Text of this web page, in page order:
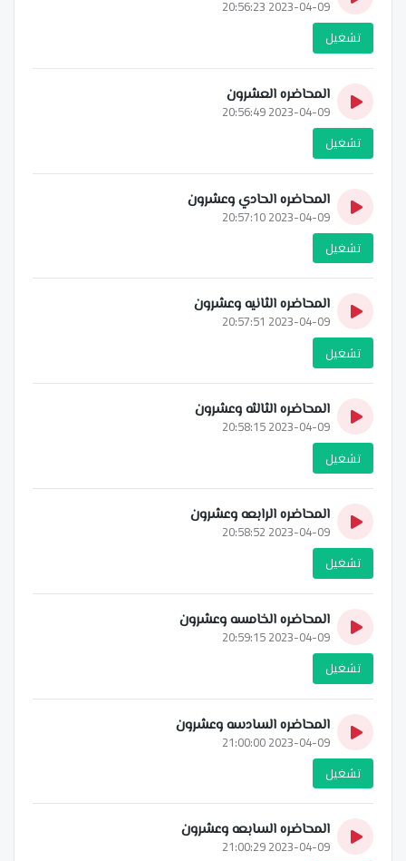
2023-04-09 20:56:23
تشغيل
المحاضره العشرون
2023-04-09 20:56:49
تشغيل
المحاضره الحادي وعشرون
2023-04-09 20:57:10
تشغيل
المحاضره الثانيه وعشرون
2023-04-09 20:57:51
تشغيل
المحاضره الثالثه وعشرون
2023-04-09 20:58:15
تشغيل
المحاضره الرابعه وعشرون
2023-04-09 20:58:52
تشغيل
المحاضره الخامسه وعشرون
2023-04-09 20:59:15
تشغيل
المحاضره السادسه وعشرون
2023-04-09 21:00:00
تشغيل
المحاضره السابعه وعشرون
2023-04-09 21:00:29